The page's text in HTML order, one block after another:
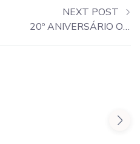
NEXT POST
20º ANIVERSÁRIO OPTIC One POMBAL